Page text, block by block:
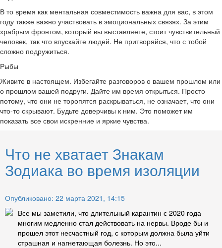
В то время как ментальная совместимость важна для вас, в этом
году также важно участвовать в эмоциональных связях. За этим
храбрым фронтом, который вы выставляете, стоит чувствительный
человек, так что впускайте людей. Не притворяйся, что с тобой
сложно подружиться.
Рыбы
Живите в настоящем. Избегайте разговоров о вашем прошлом или
о прошлом вашей подруги. Дайте им время открыться. Просто
потому, что они не торопятся раскрываться, не означает, что они
что-то скрывают. Будьте доверчивы к ним. Это поможет им
показать все свои искренние и яркие чувства.
Что не хватает Знакам
Зодиака во время изоляции
Опубликовано: 22 марта 2021, 14:15
Все мы заметили, что длительный карантин с 2020 года
многим медленно стал действовать на нервы. Вроде бы и
прошел этот несчастный год, с которым должна была уйти
страшная и нагнетающая болезнь. Но это...